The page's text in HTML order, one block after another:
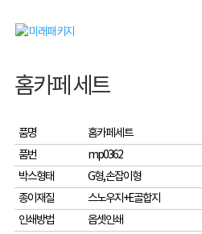
홈카페 세트
품명
홈카페 세트
품번
mp0362
박스형태
G형, 손잡이형
종이재질
스노우지+E골합지
인쇄방법
옵셋인쇄